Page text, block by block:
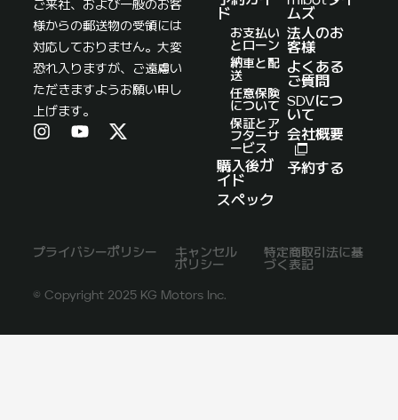
ご来社、および一般のお客
様からの郵送物の受領には
対応しておりません。大変
恐れ入りますが、ご遠慮い
ただきますようお願い申し
上げます。
ド
お支払い
とローン
納車と配
送
任意保険
について
保証とア
フターサ
ービス
購入後ガ
イド
スペック
ムズ
法人のお
客様
よくある
ご質問
SDVにつ
いて
会社概要
予約する
プライバシーポリシー
キャンセル
ポリシー
特定商取引法に基
づく表記
© Copyright 2025 KG Motors Inc.